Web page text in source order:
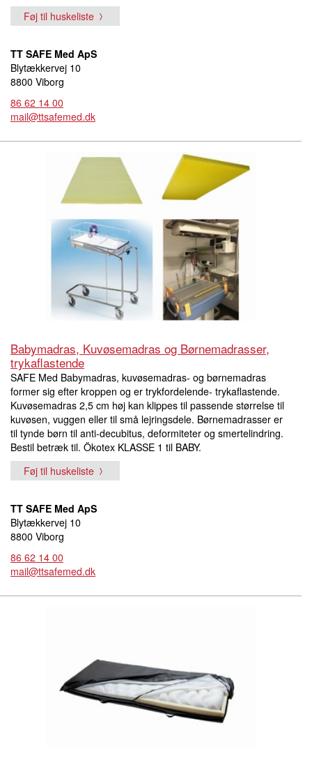
Føj til huskeliste
TT SAFE Med ApS
Blytækkervej 10
8800 Viborg
86 62 14 00
mail@ttsafemed.dk
Babymadras, Kuvøsemadras og Børnemadrasser,
trykaflastende
SAFE Med Babymadras, kuvøsemadras- og børnemadras
former sig efter kroppen og er trykfordelende- trykaflastende.
Kuvøsemadras 2,5 cm høj kan klippes til passende størrelse til
kuvøsen, vuggen eller til små lejringsdele. Børnemadrasser er
til tynde børn til anti-decubitus, deformiteter og smertelindring.
Bestil betræk til. Ökotex KLASSE 1 til BABY.
Føj til huskeliste
TT SAFE Med ApS
Blytækkervej 10
8800 Viborg
86 62 14 00
mail@ttsafemed.dk